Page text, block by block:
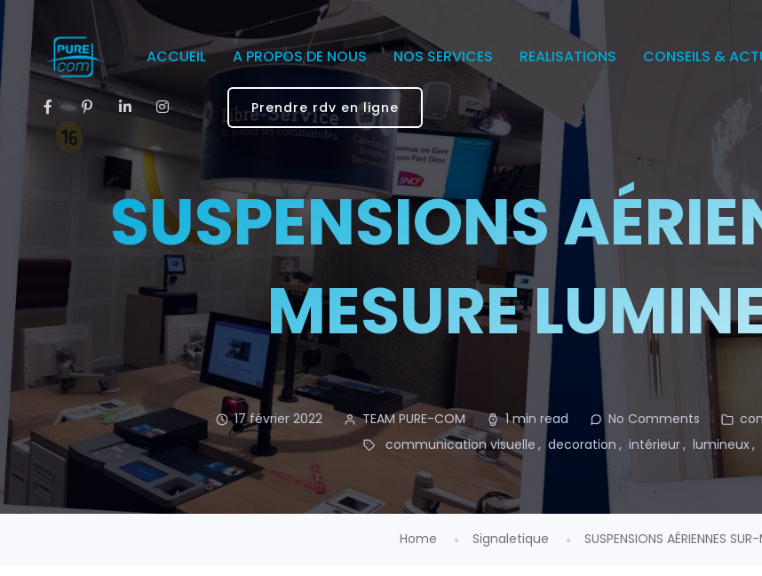
ACCUEIL A PROPOS DE NOUS NOS SERVICES REALISATIONS CONSEILS &
Prendre rdv en ligne
SUSPENSIONS
MESURE
17 février 2022 TEAM PURE-COM 1 min read No Comments
communication visuelle
decoration intérieur lumineux
Home Signaletique SUSPENSIONS AÉRIENNES SUR-